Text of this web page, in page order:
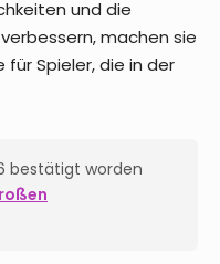
und die
machen sie
Spieler, die in der
bestätigt worden